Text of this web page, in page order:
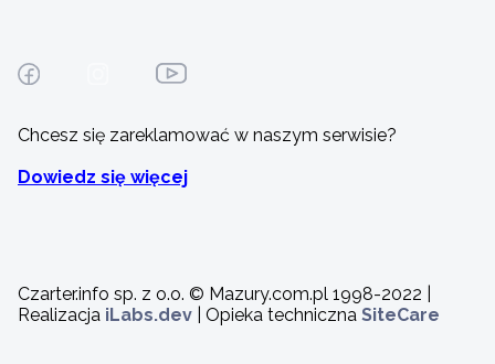
Chcesz się zareklamować w naszym serwisie?
Dowiedz się więcej
Czarter.info sp. z o.o. © Mazury.com.pl 1998-2022 |
Realizacja iLabs.dev | Opieka techniczna SiteCare